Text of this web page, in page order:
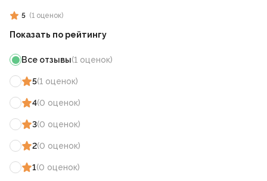
5 (1 оценок)
Показать по рейтингу
Все отзывы(1 оценок)
5(1 оценок)
4(0 оценок)
3(0 оценок)
2(0 оценок)
1(0 оценок)